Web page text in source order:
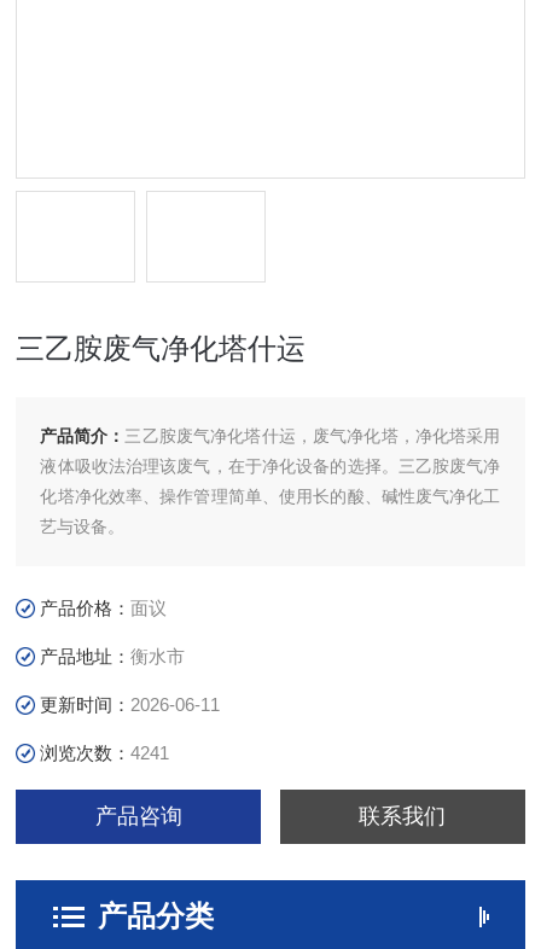
三乙胺废气净化塔什运
产品简介： 三乙胺废气净化塔什运，废气净化塔，净化塔采用
液体吸收法治理该废气，在于净化设备的选择。三乙胺废气净
化塔净化效率、操作管理简单、使用长的酸、碱性废气净化工
艺与设备。
产品价格：面议
产品地址：衡水市
更新时间： 2026-06-11
浏览次数：4241
产品咨询 联系我们
产品分类